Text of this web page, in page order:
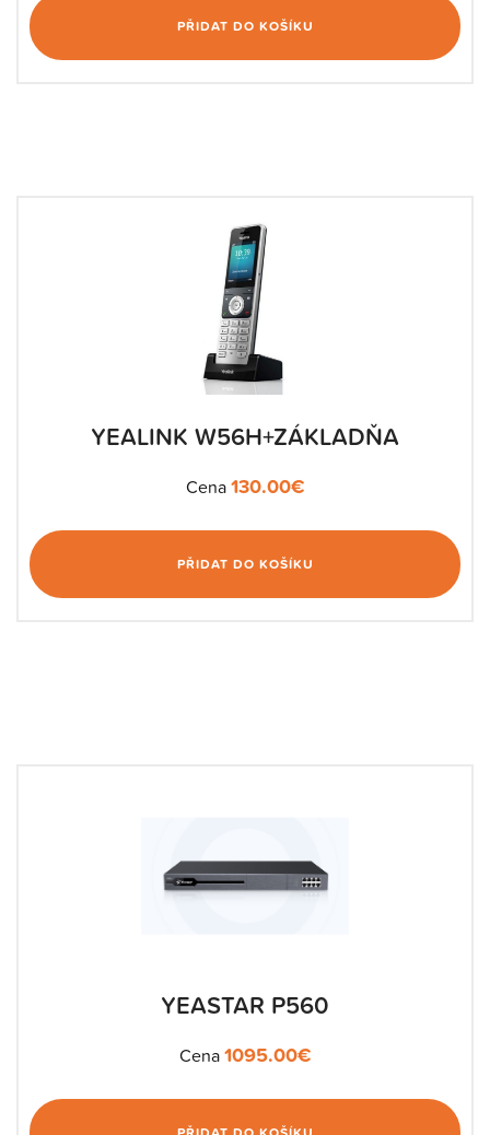
PŘIDAT DO KOŠÍKU
YEALINK W56H+ZÁKLADŇA
Cena130.00€
PŘIDAT DO KOŠÍKU
YEASTAR P560
Cena1095.00€